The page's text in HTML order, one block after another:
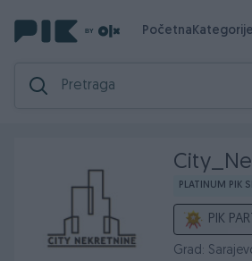
PočetnaKategorije
PLATINUM PIK
PIK
Grad: